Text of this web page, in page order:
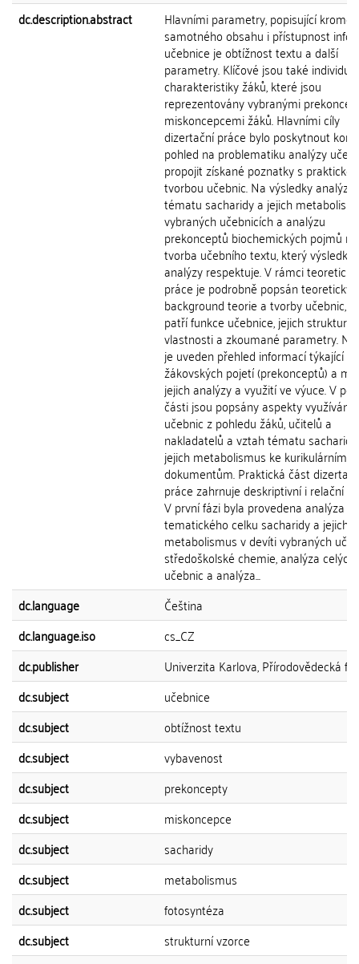
dc.description.abstract
Hlavními parametry, popisující kromě
samotného obsahu i přístupnost
učebnice je obtížnost textu a další
parametry. Klíčové jsou také
charakteristiky žáků, které jsou
reprezentovány vybranými
miskoncepcemi žáků. Hlavními cíly
dizertační práce bylo poskytnout
pohled na problematiku analýzy
propojit získané poznatky s praktickou
tvorbou učebnic. Na výsledky analýzy
tématu sacharidy a jejich
vybraných učebnicích a analýzu
prekonceptů biochemických pojmů
tvorba učebního textu, který výsledky
analýzy respektuje. V rámci
práce je podrobně popsán teoretický
background teorie a tvorby učebnic,
patří funkce učebnice, jejich struktura,
vlastnosti a zkoumané parametry.
je uveden přehled informací týkající se
žákovských pojetí (prekonceptů) a
jejich analýzy a využití ve výuce. V
části jsou popsány aspekty využívání
učebnic z pohledu žáků, učitelů a
nakladatelů a vztah tématu
jejich metabolismus ke kurikulárním
dokumentům. Praktická část
práce zahrnuje deskriptivní i relační
V první fázi byla provedena analýza
tematického celku sacharidy a jejich
metabolismus v devíti vybraných
středoškolské chemie, analýza celých
učebnic a analýza...
dc.language
Čeština
dc.language.iso
cs_CZ
dc.publisher
Univerzita Karlova, Přírodovědecká
dc.subject
učebnice
dc.subject
obtížnost textu
dc.subject
vybavenost
dc.subject
prekoncepty
dc.subject
miskoncepce
dc.subject
sacharidy
dc.subject
metabolismus
dc.subject
fotosyntéza
dc.subject
strukturní vzorce